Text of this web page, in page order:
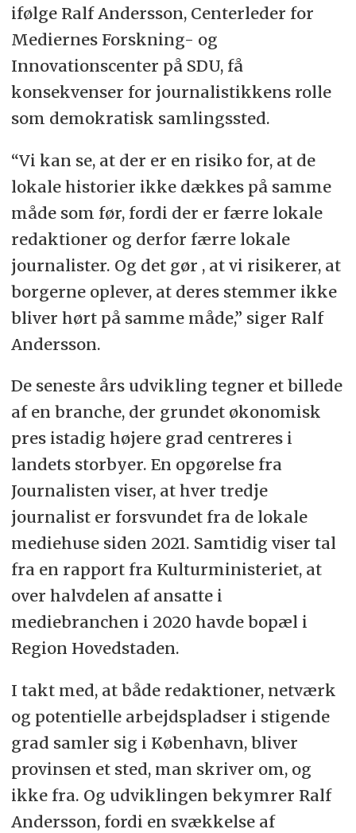
ifølge Ralf Andersson, Centerleder for
Mediernes Forskning- og
Innovationscenter på SDU, få
konsekvenser for journalistikkens rolle
som demokratisk samlingssted.
“Vi kan se, at der er en risiko for, at de
lokale historier ikke dækkes på samme
måde som før, fordi der er færre lokale
redaktioner og derfor færre lokale
journalister. Og det gør , at vi risikerer, at
borgerne oplever, at deres stemmer ikke
bliver hørt på samme måde,” siger Ralf
Andersson.
De seneste års udvikling tegner et billede
af en branche, der grundet økonomisk
pres istadig højere grad centreres i
landets storbyer. En opgørelse fra
Journalisten viser, at hver tredje
journalist er forsvundet fra de lokale
mediehuse siden 2021. Samtidig viser tal
fra en rapport fra Kulturministeriet, at
over halvdelen af ansatte i
mediebranchen i 2020 havde bopæl i
Region Hovedstaden.
I takt med, at både redaktioner, netværk
og potentielle arbejdspladser i stigende
grad samler sig i København, bliver
provinsen et sted, man skriver om, og
ikke fra. Og udviklingen bekymrer Ralf
Andersson, fordi en svækkelse af